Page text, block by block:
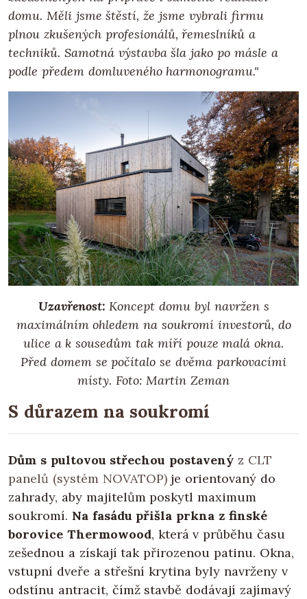
domu. Měli jsme štěstí, že jsme vybrali firmu
plnou zkušených profesionálů, řemeslníků a
techniků. Samotná výstavba šla jako po másle a
podle předem domluveného harmonogramu."
Uzavřenost: Koncept domu byl navržen s
maximálním ohledem na soukromí investorů, do
ulice a k sousedům tak míří pouze malá okna.
Před domem se počítalo se dvěma parkovacími
místy. Foto: Martin Zeman
S důrazem na soukromí
Dům s pultovou střechou postavený z CLT
panelů (systém NOVATOP)je orientovaný do
zahrady, aby majitelům poskytl maximum
soukromí. Na fasádu přišla prkna z finské
borovice Thermowood, která v průběhu času
zešednou a získají tak přirozenou patinu. Okna,
vstupní dveře a střešní krytina byly navrženy v
odstínu antracit, čímž stavbě dodávají zajímavý